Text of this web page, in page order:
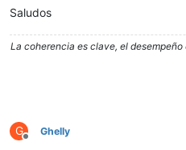
Saludos
La coherencia es clave, el desempeño
G
Desconectado
Ghelly